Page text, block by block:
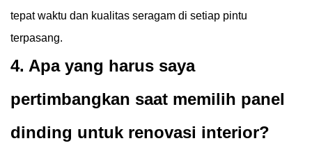
tepat waktu dan kualitas seragam di setiap pintu
terpasang.
4. Apa yang harus saya
pertimbangkan saat memilih panel
dinding untuk renovasi interior?